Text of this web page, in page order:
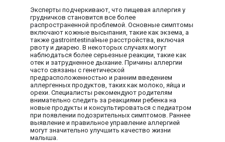
Эксперты подчеркивают, что пищевая аллергия у
грудничков становится все более
распространенной проблемой. Основные симптомы
включают кожные высыпания, такие как экзема, а
также gastrointestinalные расстройства, включая
рвоту и диарею. В некоторых случаях могут
наблюдаться более серьезные реакции, такие как
отек и затрудненное дыхание. Причины аллергии
часто связаны с генетической
предрасположенностью и ранним введением
аллергенных продуктов, таких как молоко, яйца и
орехи. Специалисты рекомендуют родителям
внимательно следить за реакциями ребенка на
новые продукты и консультироваться с педиатром
при появлении подозрительных симптомов. Раннее
выявление и правильное управление аллергией
могут значительно улучшить качество жизни
малыша.